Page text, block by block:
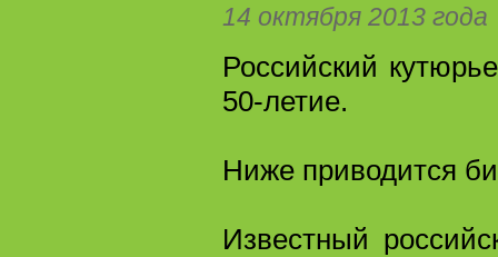
14 октября 2013 года
Российский
50-летие.
Ниже приводится
Известный